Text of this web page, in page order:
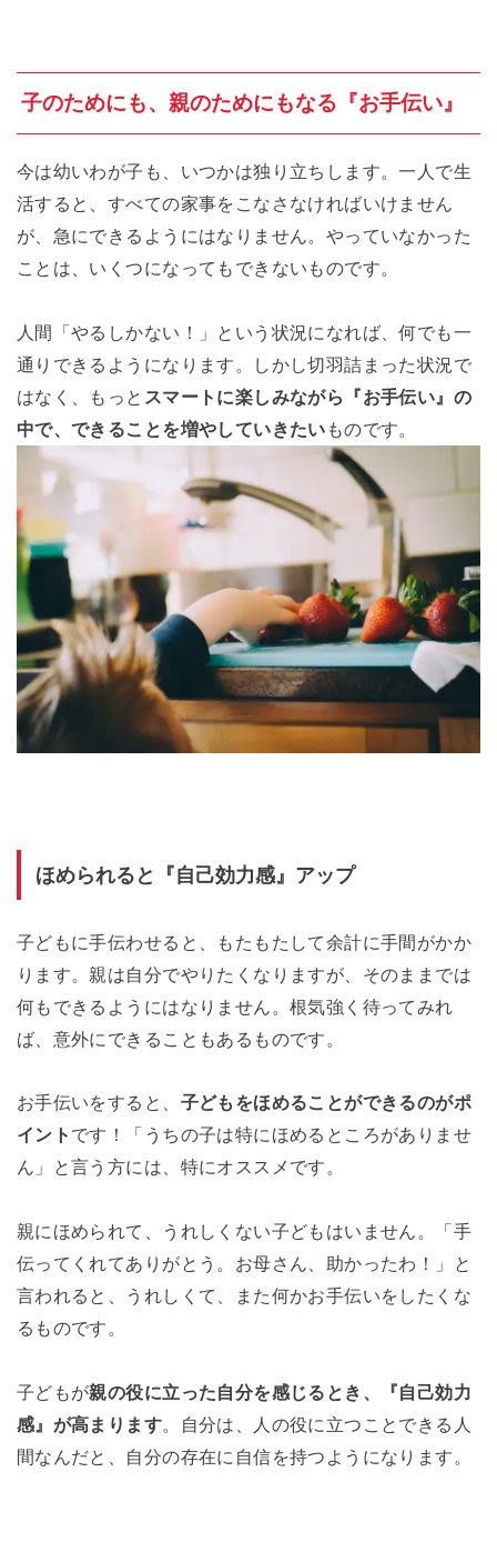
子のためにも、親のためにもなる『お手伝い』
今は幼いわが子も、いつかは独り立ちします。一人で生
活すると、すべての家事をこなさなければいけません
が、急にできるようにはなりません。やっていなかった
ことは、いくつになってもできないものです。
人間「やるしかない！」という状況になれば、何でも一
通りできるようになります。しかし切羽詰まった状況で
はなく、もっと スマートに楽しみながら『お手伝い』の
中で、できることを増やしていきたい ものです。
ほめられると『自己効力感』アップ
子どもに手伝わせると、もたもたして余計に手間がかか
ります。親は自分でやりたくなりますが、そのままでは
何もできるようにはなりません。根気強く待ってみれ
ば、意外にできることもあるものです。
お手伝いをすると、 子どもをほめることができるのがポ
イント です！「うちの子は特にほめるところがありませ
ん」と言う方には、特にオススメです。
親にほめられて、うれしくない子どもはいません。「手
伝ってくれてありがとう。お母さん、助かったわ！」と
言われると、うれしくて、また何かお手伝いをしたくな
るものです。
子どもが親の役に立った自分を感じるとき、『自己効力
感』が高まります。自分は、人の役に立つことできる人
間なんだと、自分の存在に自信を持つようになります。